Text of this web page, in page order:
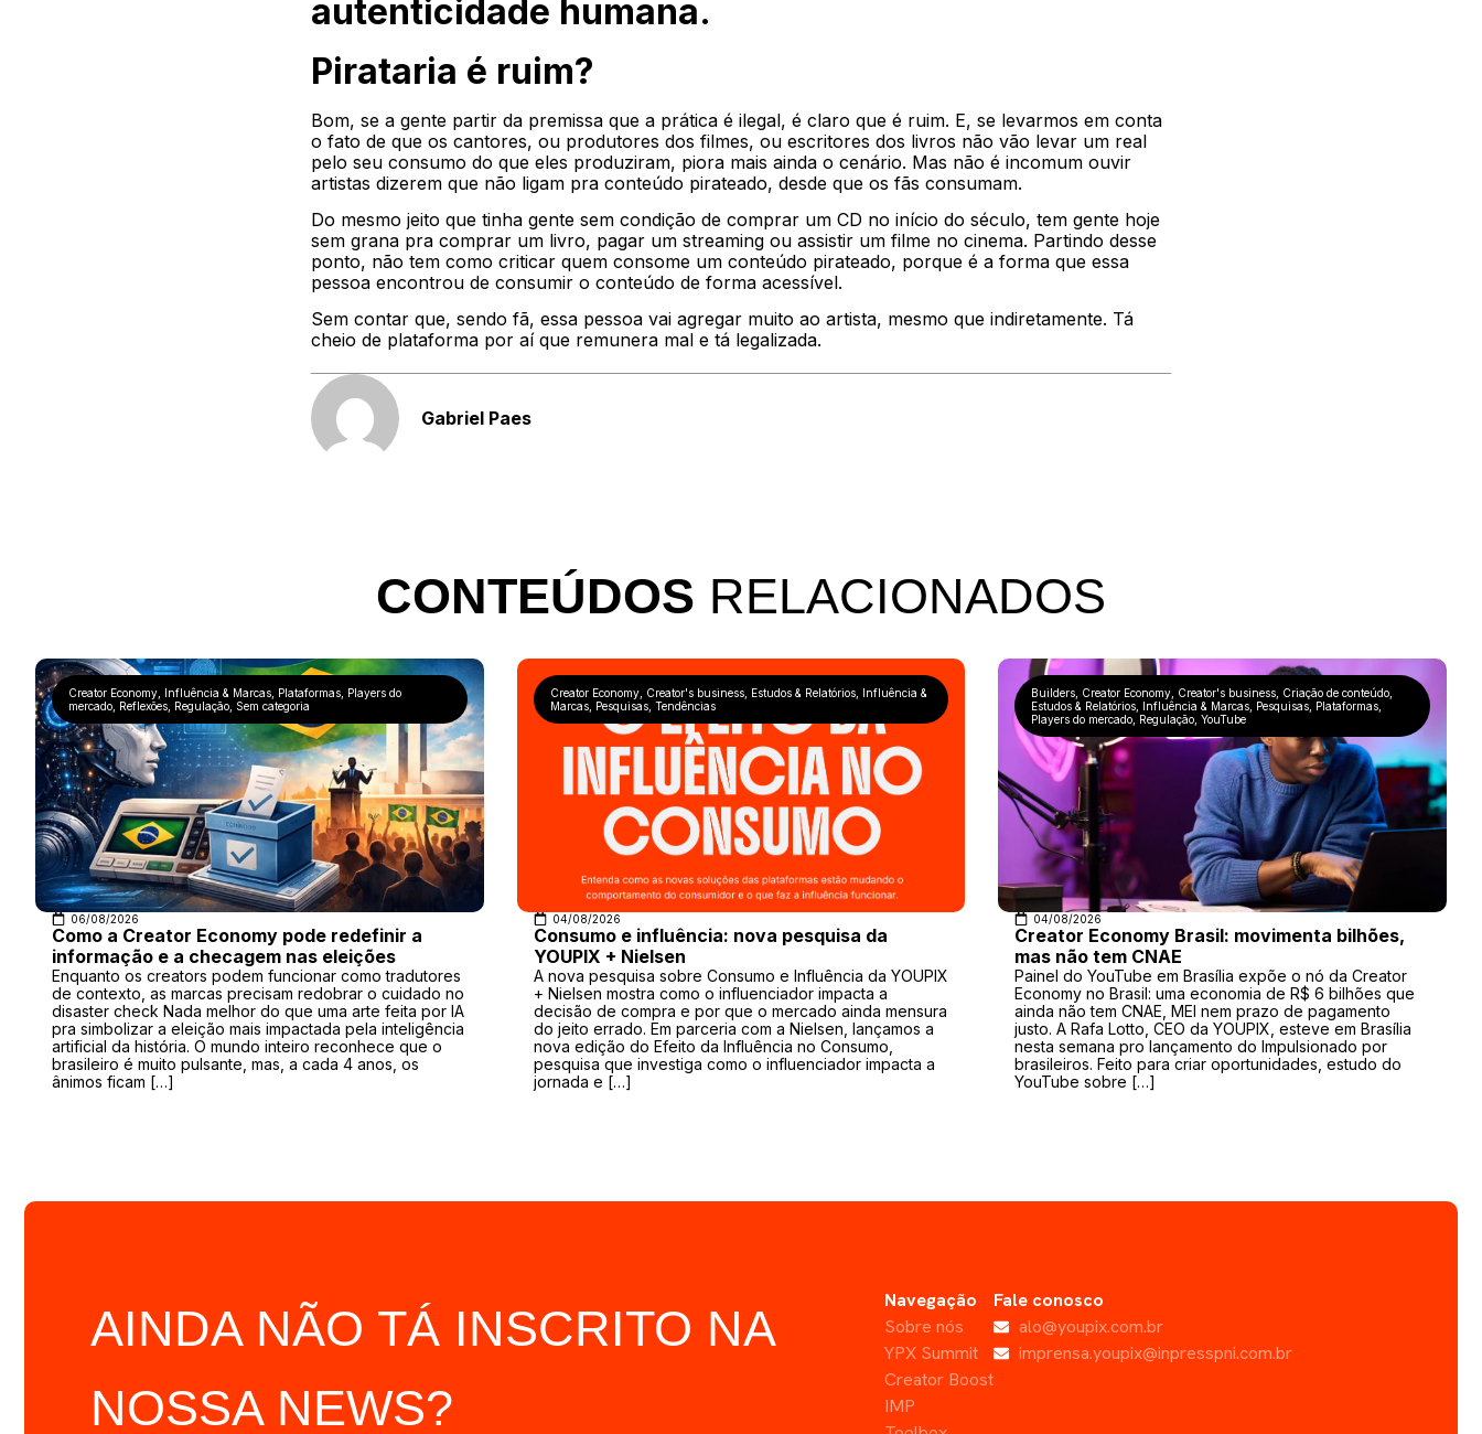
autenticidade humana.
Pirataria é ruim?
Bom, se a gente partir da premissa que a prática é ilegal, é claro que é ruim. E, se levarmos em conta
o fato de que os cantores, ou produtores dos filmes, ou escritores dos livros não vão levar um real
pelo seu consumo do que eles produziram, piora mais ainda o cenário. Mas não é incomum ouvir
artistas dizerem que não ligam pra conteúdo pirateado, desde que os fãs consumam.
Do mesmo jeito que tinha gente sem condição de comprar um CD no início do século, tem gente hoje
sem grana pra comprar um livro, pagar um streaming ou assistir um filme no cinema. Partindo desse
ponto, não tem como criticar quem consome um conteúdo pirateado, porque é a forma que essa
pessoa encontrou de consumir o conteúdo de forma acessível.
Sem contar que, sendo fã, essa pessoa vai agregar muito ao artista, mesmo que indiretamente. Tá
cheio de plataforma por aí que remunera mal e tá legalizada.
Gabriel Paes
CONTEÚDOS RELACIONADOS
Creator Economy Influência & Marcas Plataformas Players do
mercado Reflexões Regulação Sem categoria
06/08/2026
Como a Creator Economy pode redefinir a
informação e a checagem nas eleições
Enquanto os creators podem funcionar como tradutores
de contexto, as marcas precisam redobrar o cuidado no
disaster check Nada melhor do que uma arte feita por IA
pra simbolizar a eleição mais impactada pela inteligência
artificial da história. O mundo inteiro reconhece que o
brasileiro é muito pulsante, mas, a cada 4 anos, os
ânimos ficam […]
Creator Economy, Creator's business, Estudos & Relatórios,
Influência &
Marcas, Pesquisas, Tendências
04/08/2026
Consumo e influência: nova pesquisa da
YOUPIX + Nielsen
A nova pesquisa sobre Consumo e Influência da YOUPIX
+ Nielsen mostra como o influenciador impacta a
decisão de compra e por que o mercado ainda mensura
do jeito errado. Em parceria com a Nielsen, lançamos a
nova edição do Efeito da Influência no Consumo,
pesquisa que investiga como o influenciador impacta a
jornada e […]
Builders Creator Economy Creator's business Criação de conteúdo
Estudos & Relatórios
Influência & Marcas Pesquisas Plataformas
Players do mercado Regulação ,YouTube
04/08/2026
Creator Economy Brasil: movimenta bilhões,
mas não tem CNAE
Painel do YouTube em Brasília expõe o nó da Creator
Economy no Brasil: uma economia de R$ 6 bilhões que
ainda não tem CNAE, MEI nem prazo de pagamento
justo. A Rafa Lotto, CEO da YOUPIX, esteve em Brasília
nesta semana pro lançamento do Impulsionado por
brasileiros. Feito para criar oportunidades, estudo do
YouTube sobre […]
AINDA NÃO TÁ INSCRITO NA
NOSSA NEWS?
Navegação
Sobre nós
YPX Summit
Creator Boost
IMP
Fale conosco
alo@youpix.com.br
imprensa.youpix@inpresspni.com.br